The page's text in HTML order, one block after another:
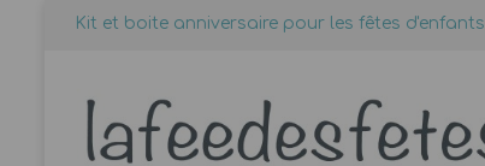
Kit et boite anniversaire pour les fêtes d'enfants